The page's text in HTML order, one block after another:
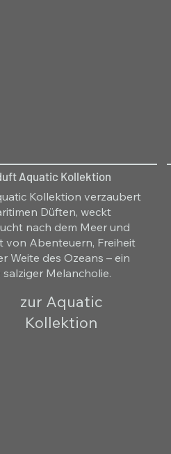
Aquatic Kollektion
Kollektion verzaubert
Düften, weckt
nach dem Meer und
von Abenteuern, Freiheit
Weite des Ozeans – ein
salziger Melancholie.
zur Aquatic
Kollektion